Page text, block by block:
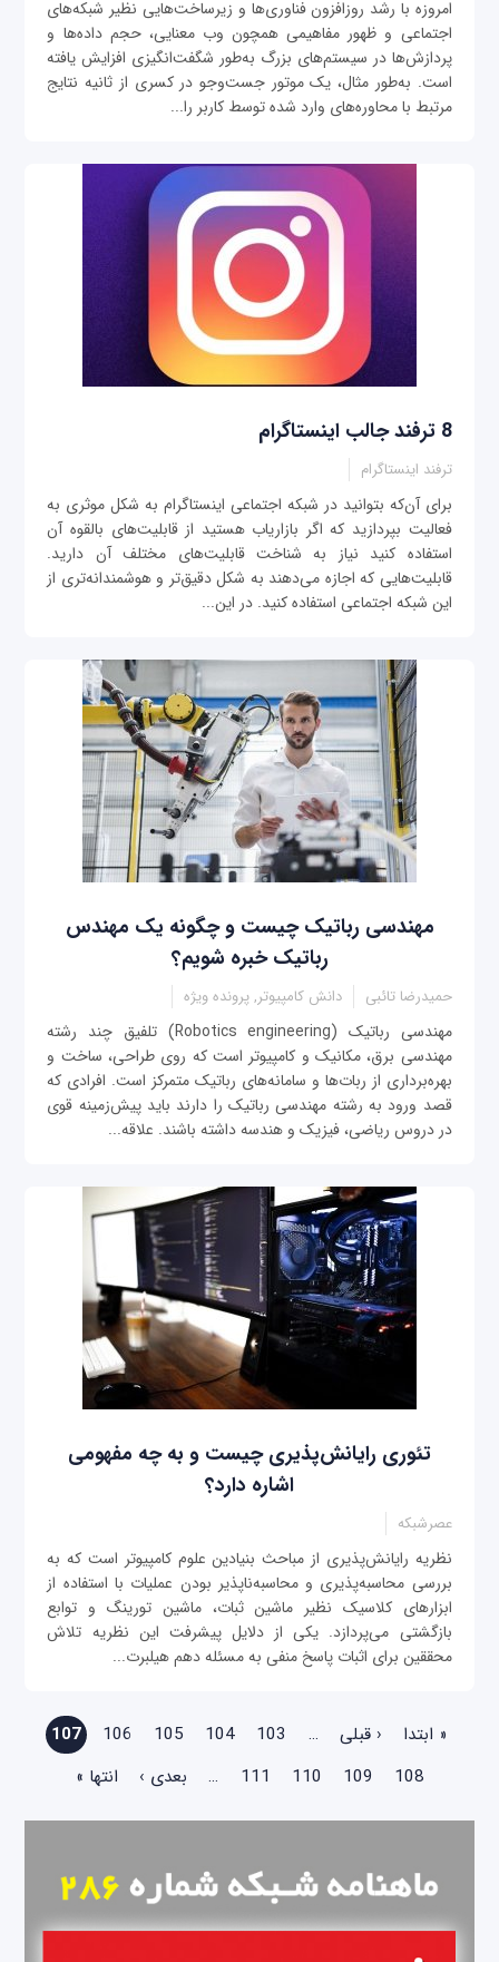
امروزه با رشد روزافزون فناوری‌ها و زیرساخت‌هایی نظیر شبکه‌های
اجتماعی و ظهور مفاهیمی‌ همچون وب معنایی، حجم داده‌ها و
پردازش‌ها در سیستم‌های بزرگ به‌طور شگفت‌انگیزی افزایش یافته
است. به‌طور مثال، یک موتور جست‌وجو در کسری از ثانیه نتایج
مرتبط با محاوره‌های وارد شده توسط کاربر را...
8 ترفند جالب اینستاگرام
ترفند اینستاگرام
برای آن‌که بتوانید در شبکه اجتماعی اینستاگرام به شکل موثری به
فعالیت بپردازید که اگر بازاریاب هستید از قابلیت‌های بالقوه آن
استفاده کنید نیاز به شناخت قابلیت‌های مختلف آن دارید.
قابلیت‌هایی که اجازه می‌دهند به شکل دقیق‌تر و هوشمندانه‌تری از
این شبکه اجتماعی استفاده کنید. در این...
مهندسی رباتیک چیست و چگونه یک مهندس
رباتیک خبره شویم؟
حمیدرضا تائبی دانش کامپیوتر, پرونده ویژه
مهندسی رباتیک (Robotics engineering) تلفیق چند رشته‌
مهندسی برق، مکانیک و کامپیوتر است که روی طراحی، ساخت و
بهره‌برداری از ربات‌ها و سامانه‌های رباتیک متمرکز است. افرادی که
قصد ورود به رشته مهندسی رباتیک را دارند باید پیش‌زمینه قوی
در دروس ریاضی، فیزیک و هندسه داشته باشند. علاقه...
تئوری رایانش‌پذیری چیست و به چه مفهومی
اشاره دارد؟
عصرشبکه
نظریه رایانش‌پذیری از مباحث بنیادین علوم کامپیوتر است که به
بررسی محاسبه‌پذیری و محاسبه‌ناپذیر بودن عملیات با استفاده از
ابزارهای کلاسیک نظیر ماشین ثبات، ماشین تورینگ و توابع
بازگشتی می‌پردازد. یکی از دلایل پیشرفت این نظریه تلاش
محققین برای اثبات پاسخ منفی به مسئله دهم هیلبرت...
صفحه‌ها
« ابتدا ‹ قبلی …
103
104
105
106
107
108
109
110
111
… بعدی › انتها »